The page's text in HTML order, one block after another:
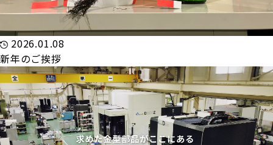
2026.01.08
新年のご挨拶